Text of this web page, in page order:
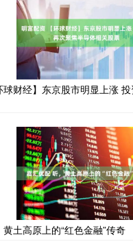
球财经】东京股市明显上涨
土高原上的“红色金融”传奇